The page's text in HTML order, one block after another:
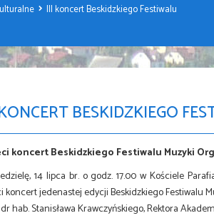
III koncert Beskidzkiego Festiwalu
BESKIDZKIEGO
koncert Beskidzkiego Festiwalu Muzyki
14 lipca br. o godz. 17.00 w Kościele
koncert jedenastej edycji Beskidzkiego Festiwalu
hab. Stanisława Krawczyńskiego, Rektora